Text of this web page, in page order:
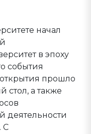
начал
в эпоху
события
прошло
стол, а также
деятельности
С